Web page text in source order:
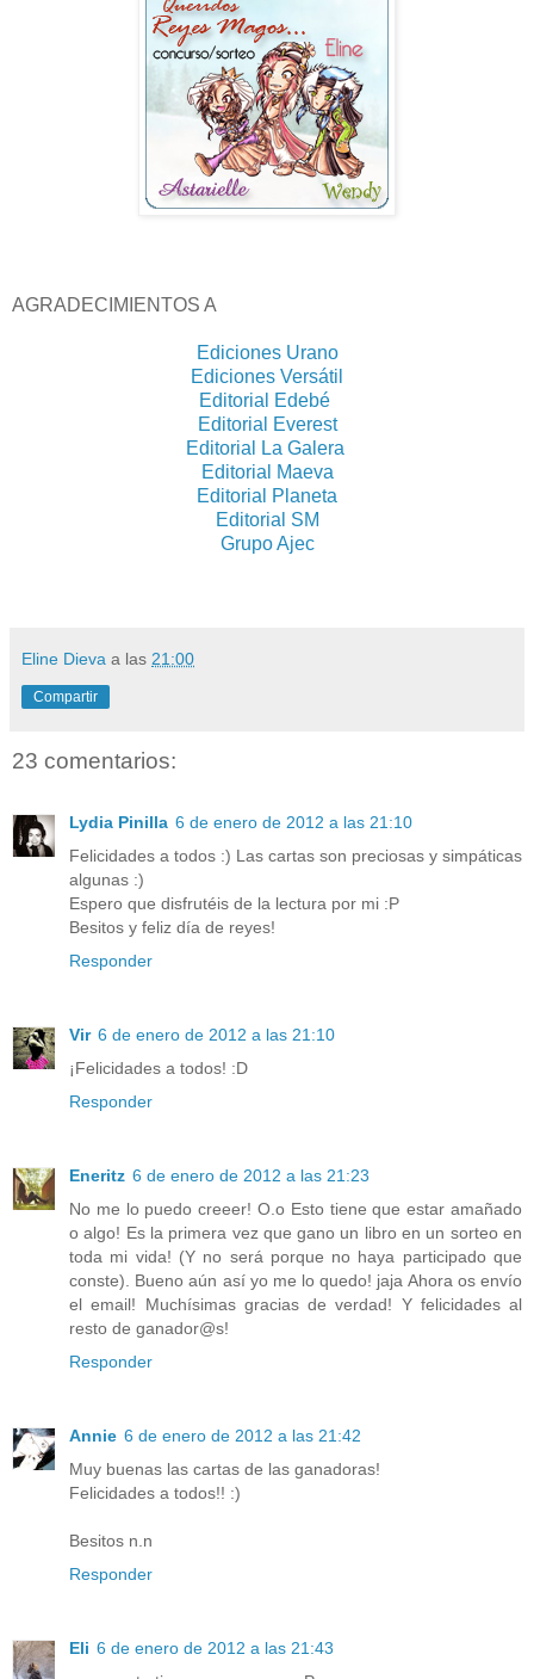
AGRADECIMIENTOS A
Ediciones Urano
Ediciones Versátil
Editorial Edebé
Editorial Everest
Editorial La Galera
Editorial Maeva
Editorial Planeta
Editorial SM
Grupo Ajec
Eline Dieva a las 21:00
Compartir
23 comentarios:
Lydia Pinilla 6 de enero de 2012 a las 21:10
Felicidades a todos :) Las cartas son preciosas y simpáticas
algunas :)
Espero que disfrutéis de la lectura por mi :P
Besitos y feliz día de reyes!
Responder
Vir 6 de enero de 2012 a las 21:10
¡Felicidades a todos! :D
Responder
Eneritz 6 de enero de 2012 a las 21:23
No me lo puedo creeer! O.o Esto tiene que estar amañado
o algo! Es la primera vez que gano un libro en un sorteo en
toda mi vida! (Y no será porque no haya participado que
conste). Bueno aún así yo me lo quedo! jaja Ahora os envío
el email! Muchísimas gracias de verdad! Y felicidades al
resto de ganador@s!
Responder
Annie 6 de enero de 2012 a las 21:42
Muy buenas las cartas de las ganadoras!
Felicidades a todos!! :)
Besitos n.n
Responder
Eli 6 de enero de 2012 a las 21:43